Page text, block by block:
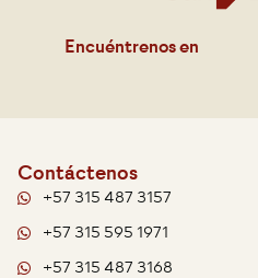
Encuéntrenos en
Contáctenos
+57 315 487 3157
+57 315 595 1971
+57 315 487 3168